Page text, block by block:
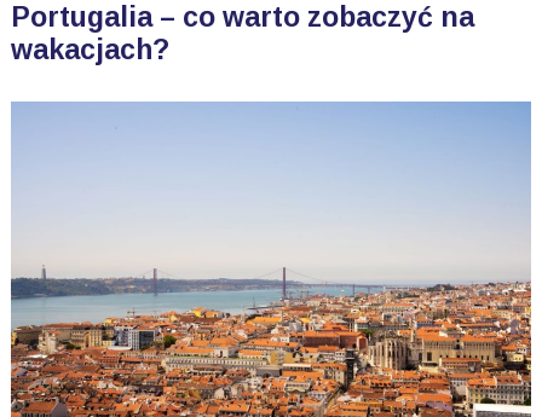
Portugalia – co warto zobaczyć na
wakacjach?